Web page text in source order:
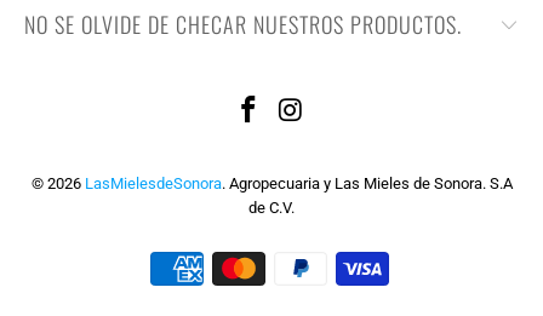
NO SE OLVIDE DE CHECAR NUESTROS PRODUCTOS.
© 2026 LasMielesdeSonora. Agropecuaria y Las Mieles de Sonora. S.A
de C.V.